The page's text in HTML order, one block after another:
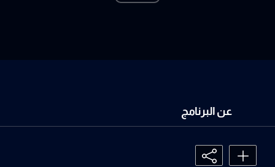
عن البرنامج